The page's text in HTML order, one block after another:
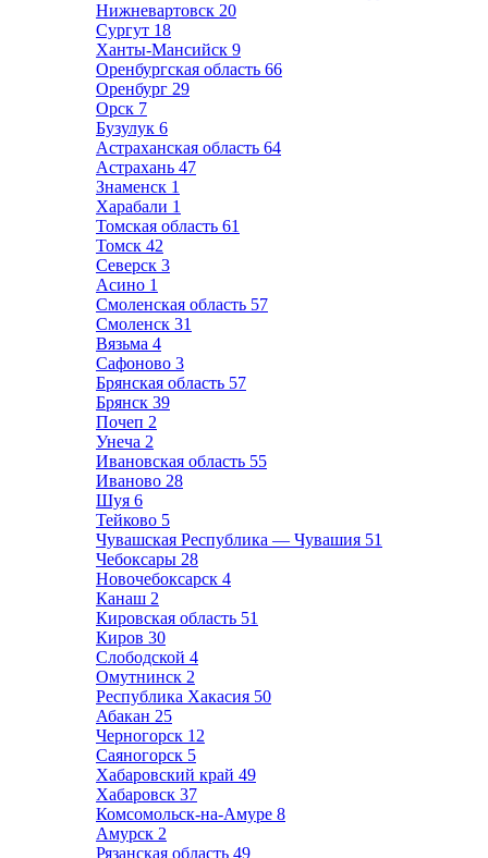
Нижневартовск 20
Сургут 18
Ханты-Мансийск 9
Оренбургская область 66
Оренбург 29
Орск 7
Бузулук 6
Астраханская область 64
Астрахань 47
Знаменск 1
Харабали 1
Томская область 61
Томск 42
Северск 3
Асино 1
Смоленская область 57
Смоленск 31
Вязьма 4
Сафоново 3
Брянская область 57
Брянск 39
Почеп 2
Унеча 2
Ивановская область 55
Иваново 28
Шуя 6
Тейково 5
Чувашская Республика — Чувашия 51
Чебоксары 28
Новочебоксарск 4
Канаш 2
Кировская область 51
Киров 30
Слободской 4
Омутнинск 2
Республика Хакасия 50
Абакан 25
Черногорск 12
Саяногорск 5
Хабаровский край 49
Хабаровск 37
Комсомольск-на-Амуре 8
Амурск 2
Рязанская область 49